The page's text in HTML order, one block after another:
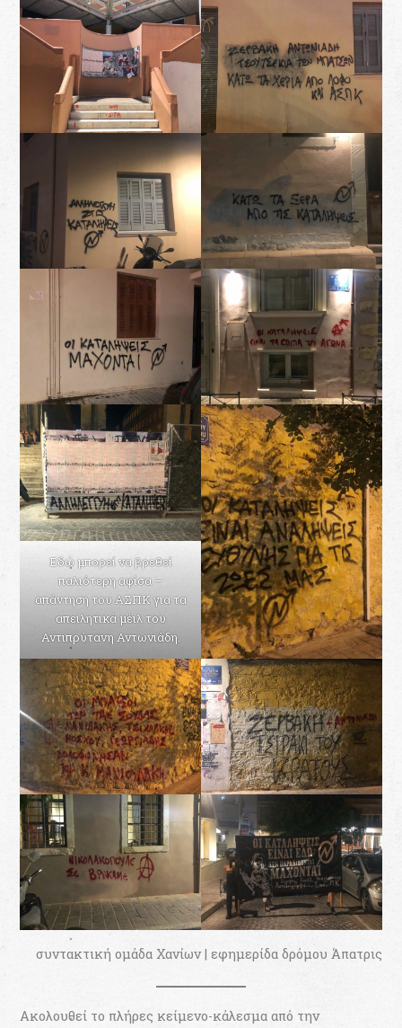
Εδώ μπορεί να βρεθεί
παλιότερη αφίσα –
απάντηση του ΑΣΠΚ για τα
απειλητικά μέιλ του
Αντιπρύτανη Αντωνιάδη.
συντακτική ομάδα Χανίων | εφημερίδα δρόμου Άπατρις
Ακολουθεί το πλήρες κείμενο-κάλεσμα από την